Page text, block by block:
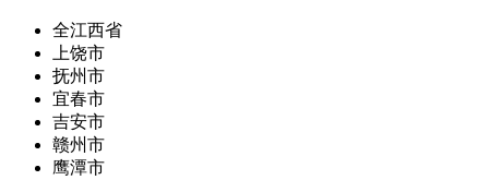
全江西省
上饶市
抚州市
宜春市
吉安市
赣州市
鹰潭市